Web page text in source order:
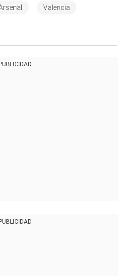
Valencia
PUBLICIDAD
PUBLICIDAD